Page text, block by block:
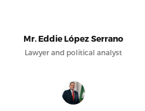
Mr. Eddie López Serrano
Lawyer and political analyst